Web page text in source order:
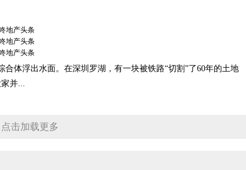
体浮出水面。在深圳罗湖，有一块被铁路“切割”了60年的土地
并...
点击加载更多